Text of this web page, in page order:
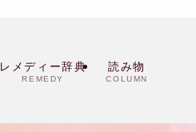
レメディー辞典
REMEDY
読み物
COLUMN